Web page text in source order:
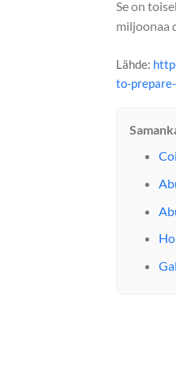
Se on
miljoonaa
Lähde:
to-